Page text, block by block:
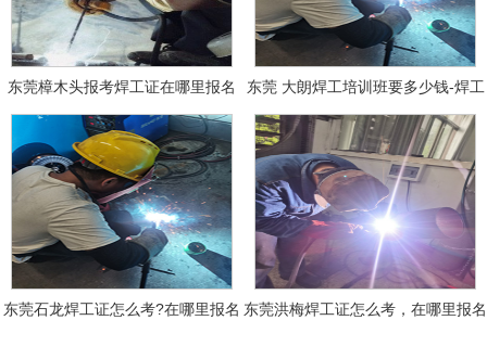
东莞樟木头报考焊工证在哪里报名
东莞 大朗焊工培训班要多少钱-焊工
报名
东莞石龙焊工证怎么考?在哪里报名 东莞洪梅焊工证怎么考，在哪里报名